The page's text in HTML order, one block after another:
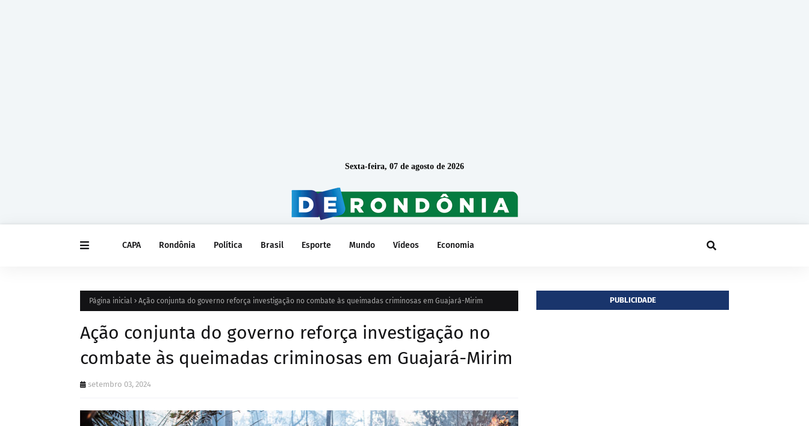
Sexta-feira, 07 de agosto de 2026
CAPA Rondônia Política Brasil Esporte Mundo Vídeos Economia
Página inicial Ação conjunta do governo reforça investigação no combate às queimadas criminosas em Guajará-Mirim
Ação conjunta do governo reforça investigação no
combate às queimadas criminosas em Guajará-Mirim
setembro 03, 2024
PUBLICIDADE